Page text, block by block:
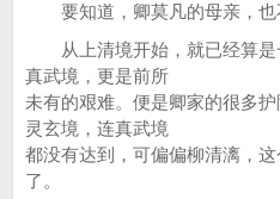
要知道，卿莫凡的母亲，也
从上清境开始，就已经算是
真武境，更是前所
未有的艰难。便是卿家的很多
灵玄境，连真武境
都没有达到，可偏偏柳清漓，
了。